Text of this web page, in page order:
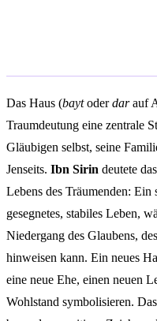
Das Haus (baytoderdarauf
Traumdeutung eine zentrale
Gläubigen selbst, seine
Jenseits. Ibn Sirin deutete
Lebens des Träumenden: Ein
gesegnetes, stabiles Leben,
Niedergang des Glaubens,
hinweisen kann. Ein neues
eine neue Ehe, einen neuen
Wohlstand symbolisieren.